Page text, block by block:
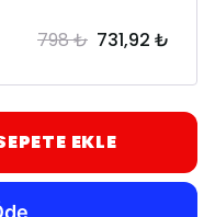
798 ₺ 731,92 ₺
EKLE